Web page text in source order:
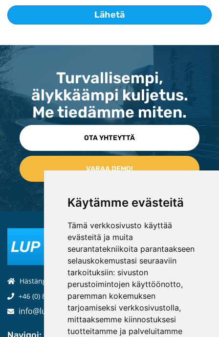
Käytämme evästeitä
Tämä verkkosivusto käyttää
evästeitä ja muita
seurantatekniikoita parantaakseen
selauskokemustasi seuraaviin
tarkoituksiin: sivuston
perustoimintojen käyttöönotto,
paremman kokemuksen
tarjoamiseksi verkkosivustolla,
mittaaksemme kiinnostuksesi
tuotteitamme ja palveluitamme
Turvallisempi,
älykkäämpi kuljetus.
Me tiedämme miten.
OTA YHTEYTTÄ
Hästängsuddsvägen 19, 184 94, Åkersberga
+46 (0) 8-970 970
info@luptechnologies.com